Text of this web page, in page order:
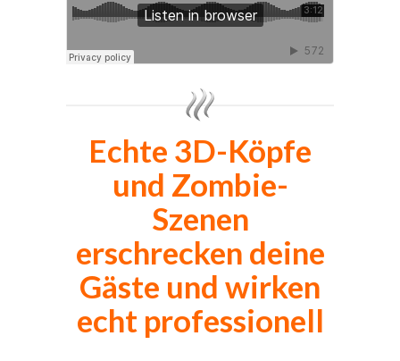
Echte 3D-Köpfe
und Zombie-
Szenen
erschrecken deine
Gäste und wirken
echt professionell